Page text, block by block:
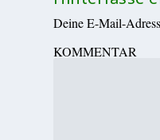
Deine E-Mail-
KOMMENTAR